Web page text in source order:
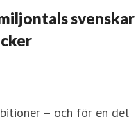
svenskar
– och för en del